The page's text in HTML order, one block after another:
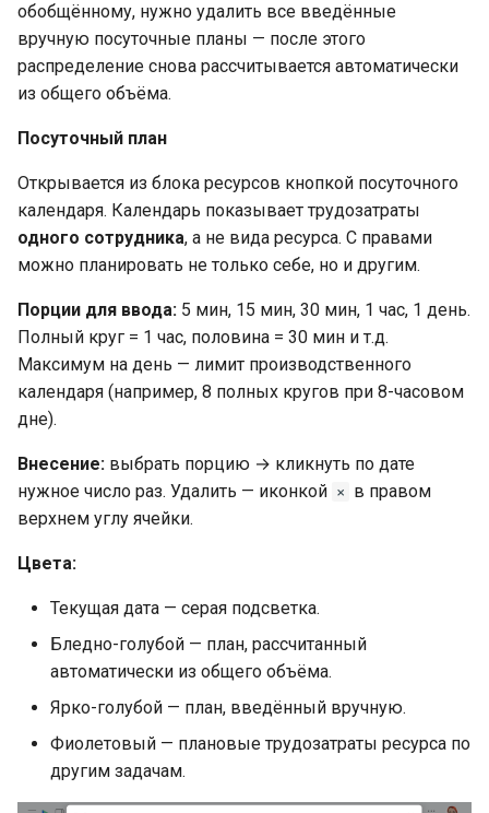
обобщённому, нужно удалить все введённые
вручную посуточные планы — после этого
распределение снова рассчитывается автоматически
из общего объёма.
Посуточный план
Открывается из блока ресурсов кнопкой посуточного
календаря. Календарь показывает трудозатраты
одного сотрудника, а не вида ресурса. С правами
можно планировать не только себе, но и другим.
Порции для ввода: 5 мин, 15 мин, 30 мин, 1 час, 1 день.
Полный круг = 1 час, половина = 30 мин и т.д.
Максимум на день — лимит производственного
календаря (например, 8 полных кругов при 8-часовом
дне).
Внесение: выбрать порцию → кликнуть по дате
нужное число раз. Удалить — иконкой × в правом
верхнем углу ячейки.
Цвета:
Текущая дата — серая подсветка.
Бледно-голубой — план, рассчитанный
автоматически из общего объёма.
Ярко-голубой — план, введённый вручную.
Фиолетовый — плановые трудозатраты ресурса по
другим задачам.